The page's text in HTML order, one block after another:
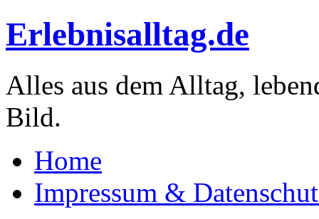
Erlebnisalltag.de
Alles aus dem Alltag,
Bild.
Home
Impressum &